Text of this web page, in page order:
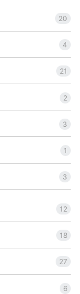
20
4
21
2
3
1
3
12
18
27
6